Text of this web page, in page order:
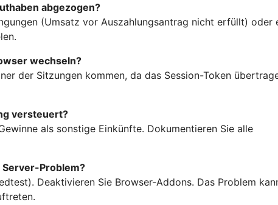
abgezogen?
(Umsatz vor Auszahlungsantrag nicht erfüllt) oder
wechseln?
der Sitzungen kommen, da das Session-Token
versteuert?
als sonstige Einkünfte. Dokumentieren Sie alle
Server-Problem?
Deaktivieren Sie Browser-Addons. Das Problem